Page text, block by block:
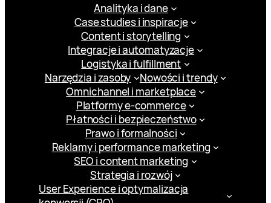
Analityka i dane
Case studies i inspiracje
Content i storytelling
Integracje i automatyzacje
Logistyka i fulfillment
Narzędzia i zasoby
Nowości i trendy
Omnichannel i marketplace
Platformy e-commerce
Płatności i bezpieczeństwo
Prawo i formalności
Reklamy i performance marketing
SEO i content marketing
Strategia i rozwój
User Experience i optymalizacja